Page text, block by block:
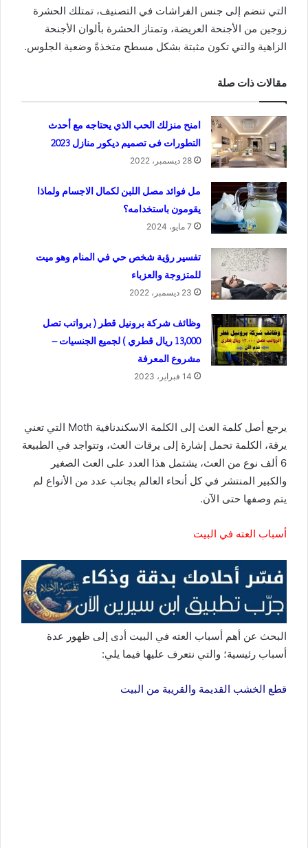
التي تنضم إلى جنس الفراشات في التصنيف، تمتلك الحشرة
زوجين من الأجنحة العريضة، وتمتاز الحشرة بألوان الأجنحة
الزاهية والتي تكون مثبتة بشكل مسطح متخذةً وضعية الجلوس.
مقالات ذات صلة
امنح منزلك الحب الذي يحتاجه مع أحدث
التطورات فى تصميم ديكور منازل 2023
28 ديسمبر، 2022
مل فوائد مصل اللبن لكمال الاجسام ولماذا
يقومون باستخدامه؟
7 مايو، 2024
تفسير رؤية شخص حي في المنام وهو ميت
للمتزوجة والعزباء
23 ديسمبر، 2022
وظائف شركة برونيل قطر ( برواتب تصل
13,000 ريال قطري ) لجميع الجنسيات –
مشروع المعرفة
14 فبراير، 2023
يرجع أصل كلمة العث إلى الكلمة الاسكندنافية Moth التي تعني
يرقة، الكلمة تحمل إشارة إلى يرقات العث، وتتواجد في الطبيعة
6 ألف نوع من العث، يشتمل هذا العدد على العث الصغير
والكبير المنتشر في كل أنحاء العالم بجانب عدد من الأنواع لم
يتم وصفها حتى الآن.
أسباب العته في البيت
البحث عن أهم أسباب العته في البيت أدى إلى ظهور عدة
أسباب رئيسية؛ والتي نتعرف عليها فيما يلي:
قطع الخشب القديمة والقريبة من البيت